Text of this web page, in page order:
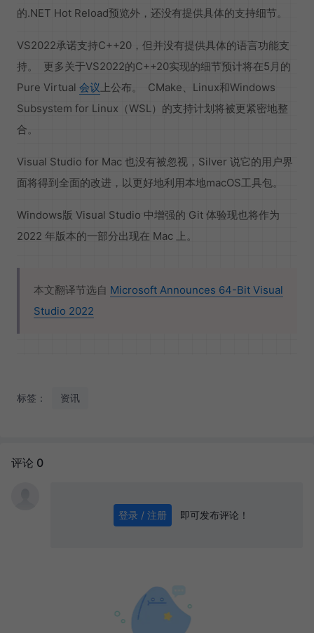
的.NET Hot Reload预览外，还没有提供具体的支持细节。
VS2022承诺支持C++20，但并没有提供具体的语言功能支
持。 更多关于VS2022的C++20实现的细节预计将在5月的
Pure Virtual 会议 上公布。 CMake、Linux和Windows
Subsystem for Linux（WSL）的支持计划将被更紧密地整
合。
Visual Studio for Mac 也没有被忽视，Silver 说它的用户界
面将得到全面的改进，以更好地利用本地macOS工具包。
Windows版 Visual Studio 中增强的 Git 体验现也将作为
2022 年版本的一部分出现在 Mac 上。
本文翻译节选自 Microsoft Announces 64-Bit Visual
Studio 2022
标签： 资讯
评论 0
登录 / 注册 即可发布评论！